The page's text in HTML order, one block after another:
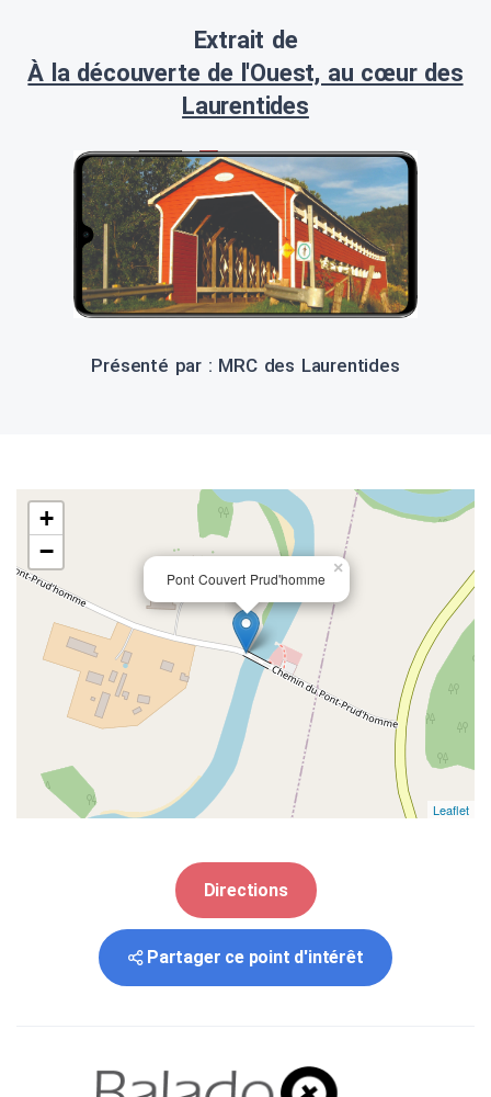
Extrait de
À la découverte de l'Ouest, au cœur des
Laurentides
Présenté par : MRC des Laurentides
Pont Couvert Prud'homme
×
+
−
Leaflet
Directions
Partager ce point d'intérêt